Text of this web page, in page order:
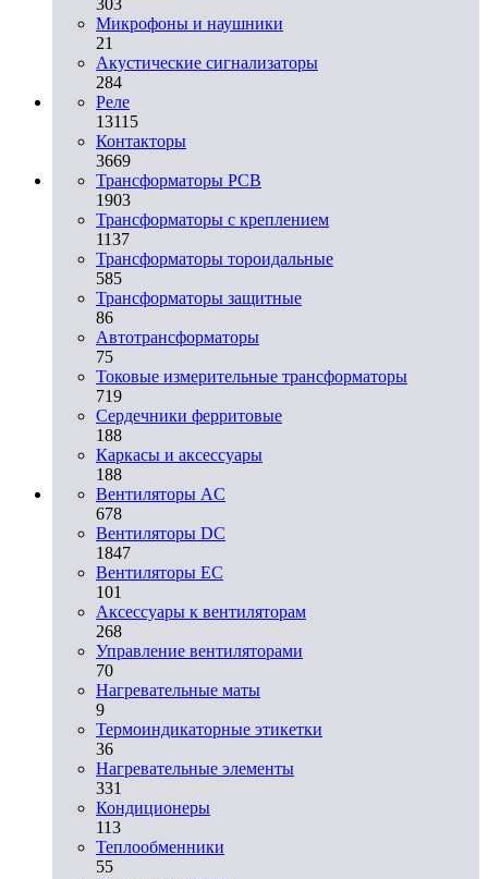
303
Микрофоны и наушники
21
Акустические сигнализаторы
284
Реле
13115
Контакторы
3669
Трансформаторы PCB
1903
Трансформаторы с креплением
1137
Трансформаторы тороидальные
585
Трансформаторы защитные
86
Автотрансформаторы
75
Токовые измерительные трансформаторы
719
Сердечники ферритовые
188
Каркасы и аксессуары
188
Вентиляторы AC
678
Вентиляторы DC
1847
Вентиляторы EC
101
Аксессуары к вентиляторам
268
Управление вентиляторами
70
Нагревательные маты
9
Термоиндикаторные этикетки
36
Нагревательные элементы
331
Кондиционеры
113
Теплообменники
55